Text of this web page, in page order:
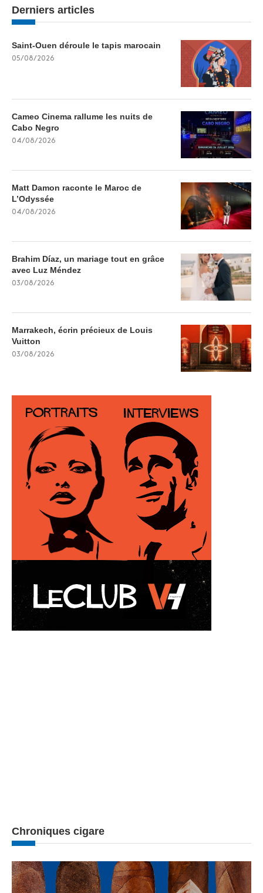
Derniers articles
Saint-Ouen déroule le tapis marocain
05/08/2026
Cameo Cinema rallume les nuits de
Cabo Negro
04/08/2026
Matt Damon raconte le Maroc de
L’Odyssée
04/08/2026
Brahim Díaz, un mariage tout en grâce
avec Luz Méndez
03/08/2026
Marrakech, écrin précieux de Louis
Vuitton
03/08/2026
Chroniques cigare